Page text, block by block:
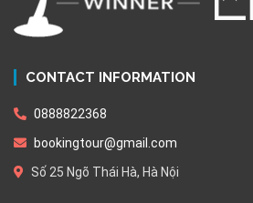
CONTACT INFORMATION
0888822368
bookingtour@gmail.com
Số 25 Ngõ Thái Hà, Hà Nội